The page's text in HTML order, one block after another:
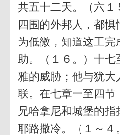
共五十二天。（六１
四围的外邦人，都惧
为低微，知道这工完
助。（１６。）十七
雅的威胁；他与犹大
联。在七章一至四节
兄哈拿尼和城堡的
耶路撒冷。（１～４